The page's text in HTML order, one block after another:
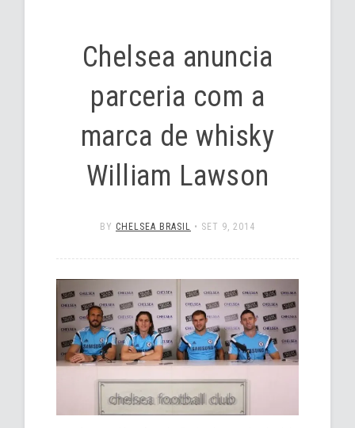
Chelsea anuncia
parceria com a
marca de whisky
William Lawson
BY CHELSEA BRASIL • SET 9, 2014